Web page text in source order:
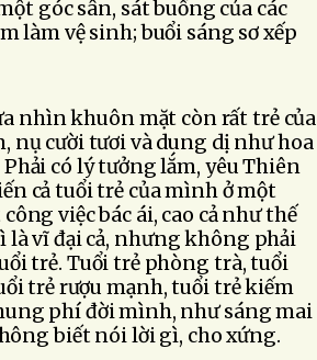
góc sân, sát buồng của các
làm vệ sinh; buổi sáng sơ xếp
nhìn khuôn mặt còn rất trẻ của
nụ cười tươi và dung dị như hoa
có lý tưởng lắm, yêu Thiên
cả tuổi trẻ của mình ở một
việc bác ái, cao cả như thế
là vĩ đại cả, nhưng không phải
trẻ. Tuổi trẻ phòng trà, tuổi
trẻ rượu mạnh, tuổi trẻ kiếm
phí đời mình, như sáng mai
biết nói lời gì, cho xứng.